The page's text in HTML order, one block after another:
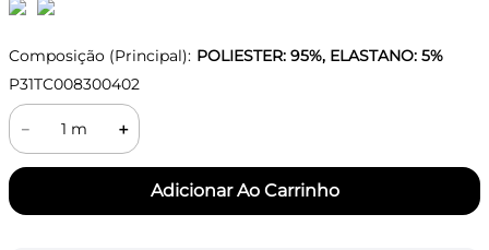
Composição (Principal): POLIESTER: 95%, ELASTANO: 5%
P31TC008300402
＋
－